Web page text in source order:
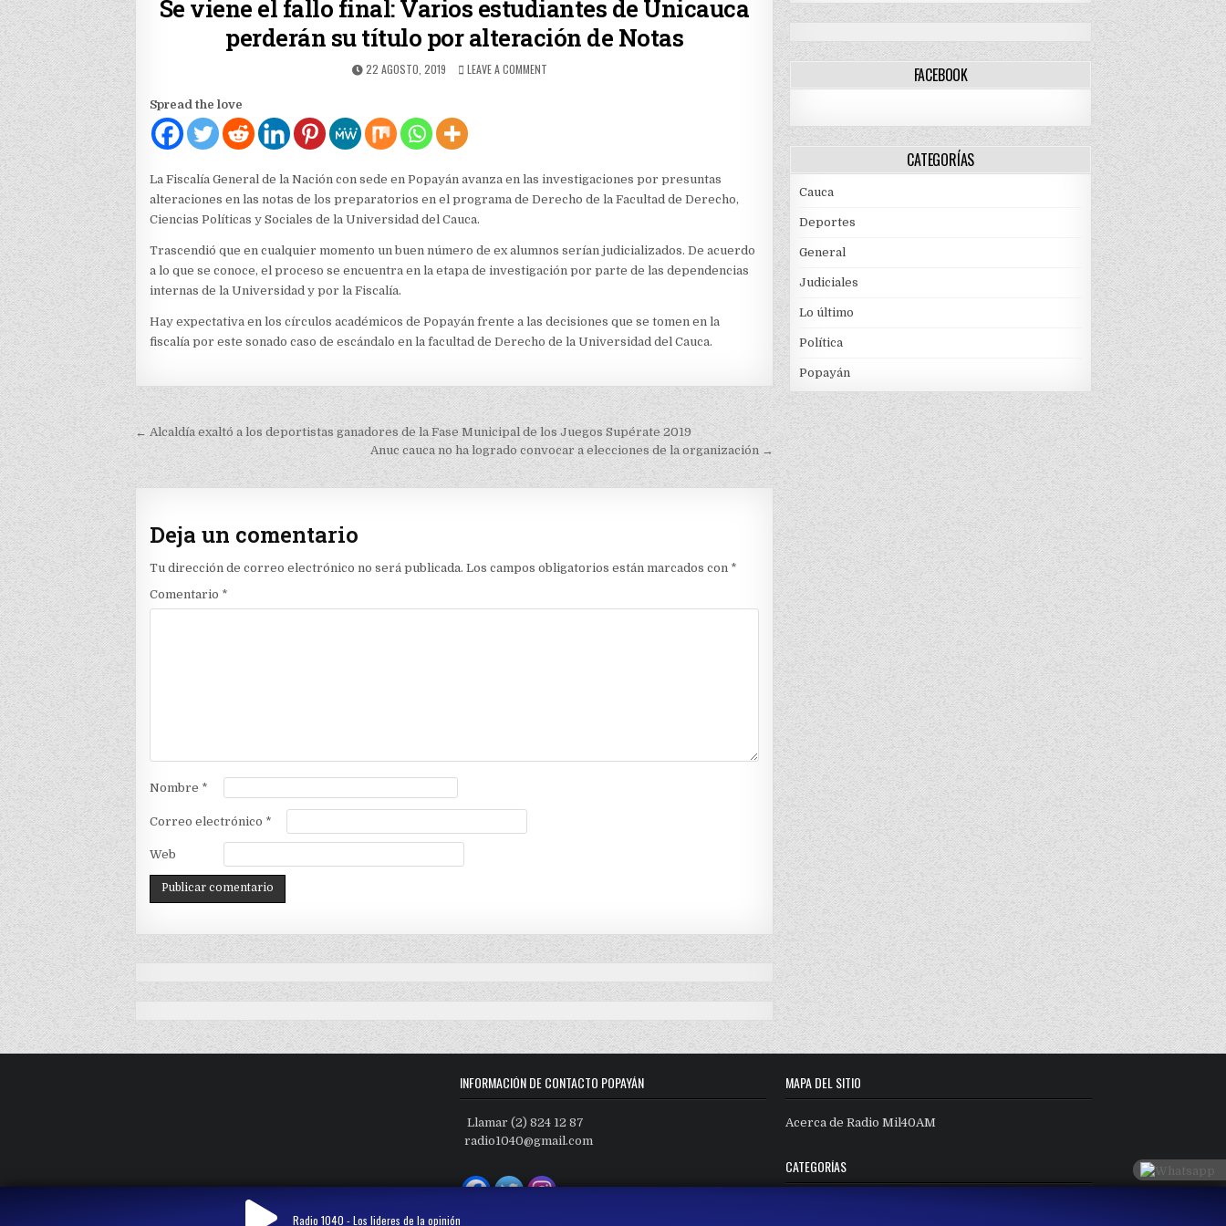
Se viene el fallo final: Varios estudiantes de Unicauca
perderán su título por alteración de Notas
PUBLISHED
22 AGOSTO, 2019 LEAVE A COMMENT
ESTUDIANTES
UNICAUCA
TÍTULO
POR
NOTAS
Spread the love
La Fiscalía General de la Nación con sede en Popayán avanza en las investigaciones por presuntas
alteraciones en las notas de los preparatorios en el programa de Derecho de la Facultad de Derecho,
Ciencias Políticas y Sociales de la Universidad del Cauca.
Trascendió que en cualquier momento un buen número de ex alumnos serían judicializados. De acuerdo
a lo que se conoce, el proceso se encuentra en la etapa de investigación por parte de las dependencias
internas de la Universidad y por la Fiscalía.
Hay expectativa en los círculos académicos de Popayán frente a las decisiones que se tomen en la
fiscalía por este sonado caso de escándalo en la facultad de Derecho de la Universidad del Cauca.
Navegación
entradas
← Alcaldía exaltó a los deportistas ganadores de la Fase Municipal de los Juegos Supérate 2019
Anuc cauca no ha logrado convocar a elecciones de la organización →
Deja un comentario
Tu dirección de correo electrónico no será publicada. Los campos obligatorios están marcados con *
Comentario *
Nombre *
Correo electrónico *
Web
FACEBOOK
CATEGORÍAS
Cauca
Deportes
General
Judiciales
Lo último
Política
Popayán
INFORMACIÓN DE CONTACTO POPAYÁN
Llamar (2) 824 12 87
radio1040@gmail.com
MAPA DEL SITIO
Acerca de Radio Mil40AM
CATEGORÍAS
Radio 1040 - Los lideres de la opinión